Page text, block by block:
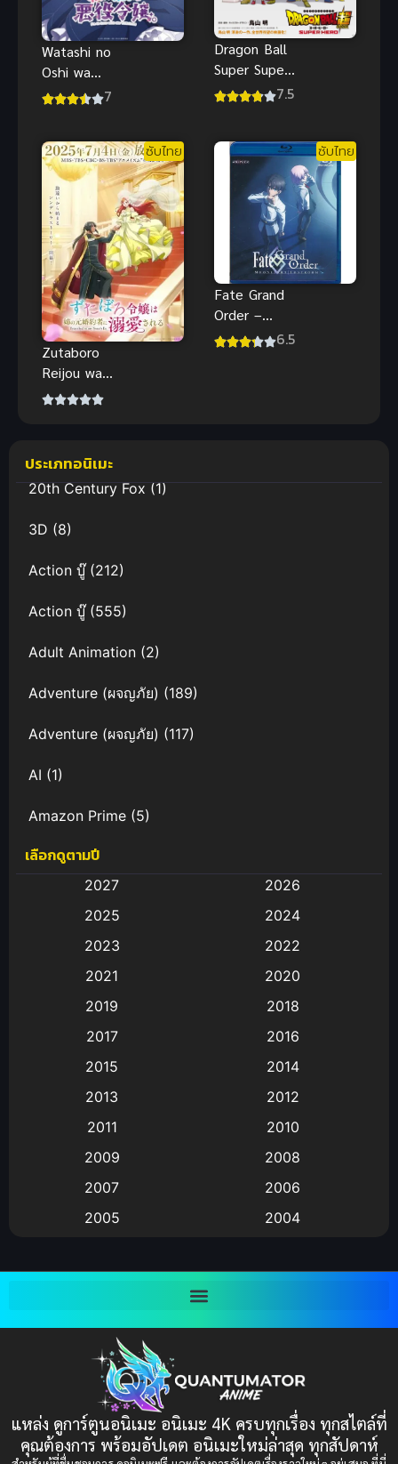
Watashi no
Oshi wa
Akuyaku
นางร้ายน่ารัก
7
Dragon Ball
Super Super
Hero ดราก้อน
แอคชั่นมันส์
7.5
ซับไทย
Zutaboro
Reijou wa
Ane no Moto
sareru คุณหนู
ตัวสำรองมี
ท่านเคานท์มา
ซับไทย
Fate Grand
Order –
Moonlight6.5
ประเภทอนิเมะ
20th Century Fox(1)
3D (8)
Action บู๊(212)
Action บู๊(555)
Adult Animation (2)
Adventure (ผจญภัย) (189)
Adventure (ผจญภัย) (117)
AI (1)
Amazon Prime (5)
Anal (ประตูหลัง)
Animation การ์ตูน
Animation อนิเมะ
Animation แอนิเมชัน
(9)
Big tits (นมใหญ่)
Bitch (ผู้หญิงร่าน)
Bondage (ทาส)(1)
(1)
Censored (เซ็นเซอร์)(19)
เลือกดูตามปี
2027
2026
2025
2024
2023
2022
2021
2020
2019
2018
2017
2016
2015
2014
2013
2012
2011
2010
2009
2008
2007
2006
2005
2004
1997
1993
1991
1989
1988
1987
1985
แหล่ง ดูการ์ตูนอนิเมะ อนิเมะ 4K ครบทุกเรื่อง ทุกสไตล์ที่
คุณต้องการ พร้อมอัปเดต อนิเมะใหม่ล่าสุด ทุกสัปดาห์